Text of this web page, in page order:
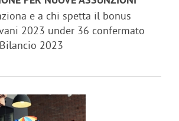
e a chi spetta il bonus
2023 under 36 confermato
2023